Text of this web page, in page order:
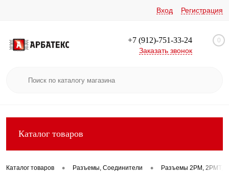
Вход Регистрация
+7 (912)-751-33-24
Заказать звонок
0
Каталог товаров
Каталог товаров • Разъемы, Соединители • Разъемы 2РМ, 2РМТ,